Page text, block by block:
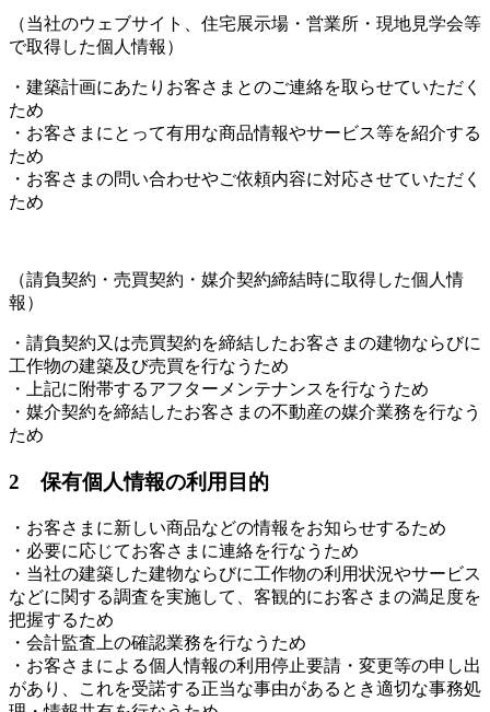
（当社のウェブサイト、住宅展示場・営業所・現地見学会等
で取得した個人情報）
・建築計画にあたりお客さまとのご連絡を取らせていただく
ため
・お客さまにとって有用な商品情報やサービス等を紹介する
ため
・お客さまの問い合わせやご依頼内容に対応させていただく
ため
（請負契約・売買契約・媒介契約締結時に取得した個人情
報）
・請負契約又は売買契約を締結したお客さまの建物ならびに
工作物の建築及び売買を行なうため
・上記に附帯するアフターメンテナンスを行なうため
・媒介契約を締結したお客さまの不動産の媒介業務を行なう
ため
2 保有個人情報の利用目的
・お客さまに新しい商品などの情報をお知らせするため
・必要に応じてお客さまに連絡を行なうため
・当社の建築した建物ならびに工作物の利用状況やサービス
などに関する調査を実施して、客観的にお客さまの満足度を
把握するため
・会計監査上の確認業務を行なうため
・お客さまによる個人情報の利用停止要請・変更等の申し出
があり、これを受諾する正当な事由があるとき適切な事務処